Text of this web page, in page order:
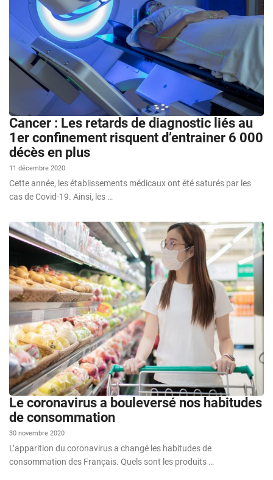
Cancer : Les retards de diagnostic liés au
1er confinement risquent d’entrainer 6 000
décès en plus
11 décembre 2020
Cette année, les établissements médicaux ont été saturés par les
cas de Covid-19. Ainsi, les …
Le coronavirus a bouleversé nos habitudes
de consommation
30 novembre 2020
L’apparition du coronavirus a changé les habitudes de
consommation des Français. Quels sont les produits …